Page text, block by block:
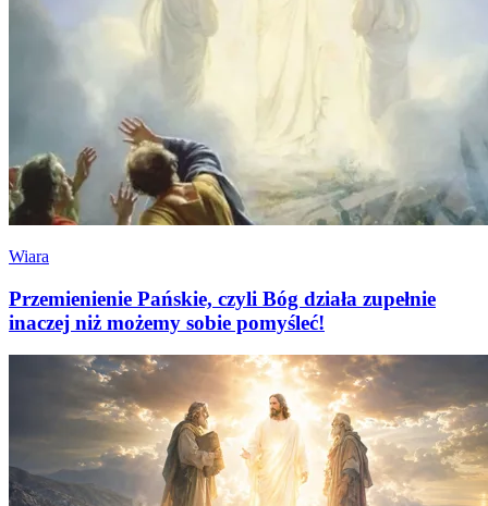
Wiara
Przemienienie Pańskie, czyli Bóg działa zupełnie
inaczej niż możemy sobie pomyśleć!